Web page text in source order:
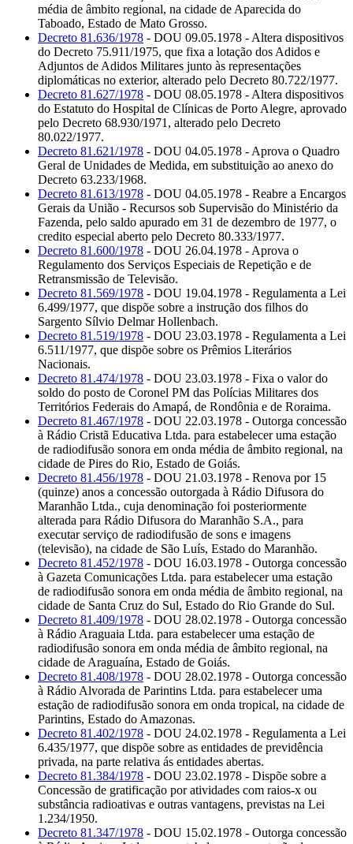
média de âmbito regional, na cidade de Aparecida do
Taboado, Estado de Mato Grosso.
Decreto 81.636/1978 - DOU 09.05.1978 - Altera dispositivos
do Decreto 75.911/1975, que fixa a lotação dos Adidos e
Adjuntos de Adidos Militares junto às representações
diplomáticas no exterior, alterado pelo Decreto 80.722/1977.
Decreto 81.627/1978 - DOU 08.05.1978 - Altera dispositivos
do Estatuto do Hospital de Clínicas de Porto Alegre, aprovado
pelo Decreto 68.930/1971, alterado pelo Decreto
80.022/1977.
Decreto 81.621/1978 - DOU 04.05.1978 - Aprova o Quadro
Geral de Unidades de Medida, em substituição ao anexo do
Decreto 63.233/1968.
Decreto 81.613/1978 - DOU 04.05.1978 - Reabre a Encargos
Gerais da União - Recursos sob Supervisão do Ministério da
Fazenda, pelo saldo apurado em 31 de dezembro de 1977, o
credito especial aberto pelo Decreto 80.333/1977.
Decreto 81.600/1978 - DOU 26.04.1978 - Aprova o
Regulamento dos Serviços Especiais de Repetição e de
Retransmissão de Televisão.
Decreto 81.569/1978 - DOU 19.04.1978 - Regulamenta a Lei
6.499/1977, que dispõe sobre a instrução dos filhos do
Sargento Sílvio Delmar Hollenbach.
Decreto 81.519/1978 - DOU 23.03.1978 - Regulamenta a Lei
6.511/1977, que dispõe sobre os Prêmios Literários
Nacionais.
Decreto 81.474/1978 - DOU 23.03.1978 - Fixa o valor do
soldo do posto de Coronel PM das Polícias Militares dos
Territórios Federais do Amapá, de Rondônia e de Roraima.
Decreto 81.467/1978 - DOU 22.03.1978 - Outorga concessão
à Rádio Cristã Educativa Ltda. para estabelecer uma estação
de radiodifusão sonora em onda média de âmbito regional, na
cidade de Pires do Rio, Estado de Goiás.
Decreto 81.456/1978 - DOU 21.03.1978 - Renova por 15
(quinze) anos a concessão outorgada à Rádio Difusora do
Maranhão Ltda., cuja denominação foi posteriormente
alterada para Rádio Difusora do Maranhão S.A., para
executar serviço de radiodifusão de sons e imagens
(televisão), na cidade de São Luís, Estado do Maranhão.
Decreto 81.452/1978 - DOU 16.03.1978 - Outorga concessão
à Gazeta Comunicações Ltda. para estabelecer uma estação
de radiodifusão sonora em onda média de âmbito regional, na
cidade de Santa Cruz do Sul, Estado do Rio Grande do Sul.
Decreto 81.409/1978 - DOU 28.02.1978 - Outorga concessão
à Rádio Araguaia Ltda. para estabelecer uma estação de
radiodifusão sonora em onda média de âmbito regional, na
cidade de Araguaína, Estado de Goiás.
Decreto 81.408/1978 - DOU 28.02.1978 - Outorga concessão
à Rádio Alvorada de Parintins Ltda. para estabelecer uma
estação de radiodifusão sonora em onda tropical, na cidade de
Parintins, Estado do Amazonas.
Decreto 81.402/1978 - DOU 24.02.1978 - Regulamenta a Lei
6.435/1977, que dispõe sobre as entidades de previdência
privada, na parte relativa ás entidades abertas.
Decreto 81.384/1978 - DOU 23.02.1978 - Dispõe sobre a
Concessão de gratificação por atividades com raios-x ou
substância radioativas e outras vantagens, previstas na Lei
1.234/1950.
Decreto 81.347/1978 - DOU 15.02.1978 - Outorga concessão